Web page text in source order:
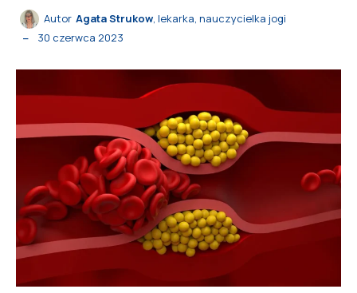
Autor Agata Strukow, lekarka, nauczycielka jogi
30 czerwca 2023